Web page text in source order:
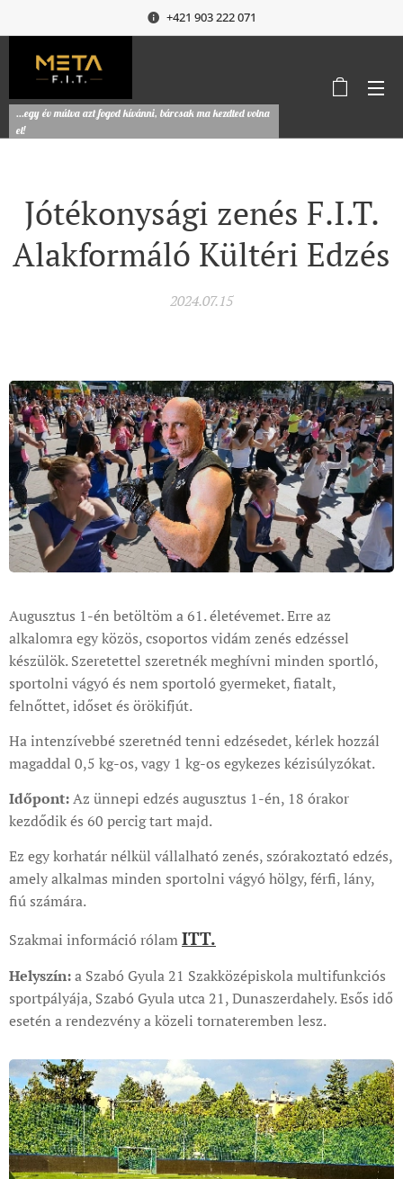
+421 903 222 071
...egy év múlva azt fogod kívánni, bárcsak ma kezdted volna
el!
Jótékonysági zenés F.I.T.
Alakformáló Kültéri Edzés
2024.07.15
Augusztus 1-én betöltöm a 61. életévemet. Erre az
alkalomra egy közös, csoportos vidám zenés edzéssel
készülök. Szeretettel szeretnék meghívni minden sportló,
sportolni vágyó és nem sportoló gyermeket, fiatalt,
felnőttet, időset és örökifjút.
Ha intenzívebbé szeretnéd tenni edzésedet, kérlek hozzál
magaddal 0,5 kg-os, vagy 1 kg-os egykezes kézisúlyzókat.
Időpont:Az ünnepi edzés augusztus 1-én, 18 órakor
kezdődik és 60 percig tart majd.
Ez egy korhatár nélkül vállalható zenés, szórakoztató edzés,
amely alkalmas minden sportolni vágyó hölgy, férfi, lány,
fiú számára.
Szakmai információ rólamITT.
Helyszín:a Szabó Gyula 21 Szakközépiskola multifunkciós
sportpályája, Szabó Gyula utca 21, Dunaszerdahely. Esős idő
esetén a rendezvény a közeli tornateremben lesz.